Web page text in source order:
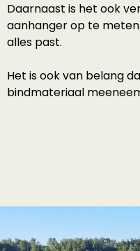
Daarnaast is het ook
aanhanger op te
alles past.
Het is ook van belang
bindmateriaal